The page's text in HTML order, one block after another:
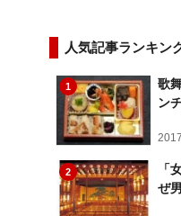
人気記事ランキン
1
歌
ン
2
「
ぜ